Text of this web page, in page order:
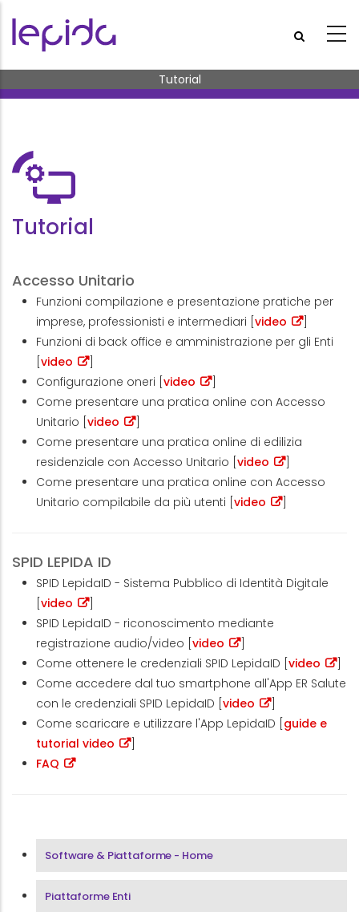
Briciole di pane
Tutorial
Tutorial
Accesso Unitario
Funzioni compilazione e presentazione pratiche per
imprese, professionisti e intermediari [ video
]
Funzioni di back office e amministrazione per gli Enti
video
]
Configurazione oneri [ video
]
Come presentare una pratica online con Accesso
Unitario [ video
]
Come presentare una pratica online di edilizia
residenziale con Accesso Unitario [ video
]
Come presentare una pratica online con Accesso
Unitario compilabile da più utenti [ video ]
SPID LEPIDA ID
SPID LepidaID - Sistema Pubblico di Identità Digitale
video
]
SPID LepidaID - riconoscimento mediante
registrazione audio/video [ video
]
Come ottenere le credenziali SPID LepidaID [ video
]
Come accedere dal tuo smartphone all'App ER Salute
con le credenziali SPID LepidaID [ video
]
Come scaricare e utilizzare l'App LepidaID [ guide e
tutorial video
]
FAQ
Menu Area Software & Piattaforme
Software & Piattaforme - Home
Piattaforme Enti